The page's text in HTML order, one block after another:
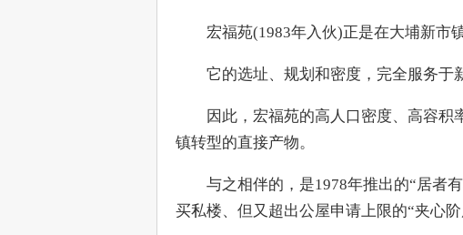
宏福苑(1983年入伙)正是在大埔新市镇
它的选址、规划和密度，完全服务于新
因此，宏福苑的高人口密度、高容积
镇转型的直接产物。
与之相伴的，是1978年推出的“居者有
买私楼、但又超出公屋申请上限的“夹心阶